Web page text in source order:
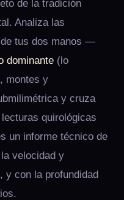
de la tradición
Analiza las
tus dos manos —
dominante (lo
montes y
y cruza
quirológicas
un informe técnico de
velocidad y
y con la profundidad